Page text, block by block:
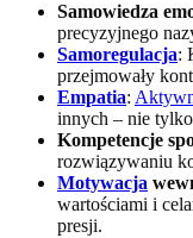
Samowiedza
precyzyjnego
Samoregulacja:
przejmowały
Empatia:
innych – nie
Kompetencje
rozwiązywaniu
Motywacja
wartościami i
presji.